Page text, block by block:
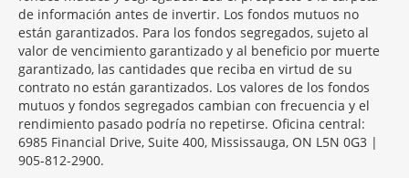
de información antes de invertir. Los fondos mutuos no
están garantizados. Para los fondos segregados, sujeto al
valor de vencimiento garantizado y al beneficio por muerte
garantizado, las cantidades que reciba en virtud de su
contrato no están garantizados. Los valores de los fondos
mutuos y fondos segregados cambian con frecuencia y el
rendimiento pasado podría no repetirse. Oficina central:
6985 Financial Drive, Suite 400, Mississauga, ON L5N 0G3 |
905-812-2900.